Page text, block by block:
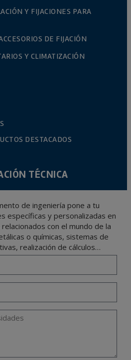
Y FIJACIONES PARA
DE FIJACIÓN
Y CLIMATIZACIÓN
DESTACADOS
TÉCNICA
de ingeniería pone a tu
específicas y personalizadas en
con el mundo de la
o químicas, sistemas de
realización de cálculos…